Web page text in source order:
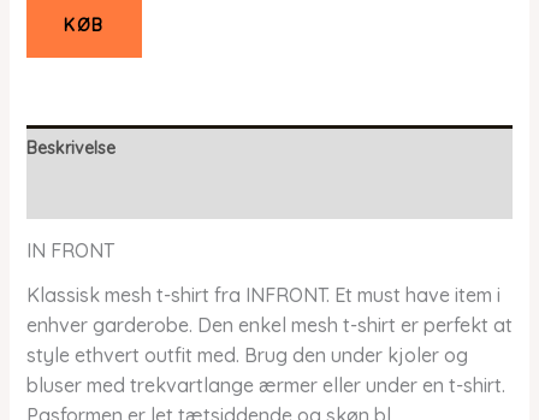
KØB
Beskrivelse
IN FRONT
Klassisk mesh t-shirt fra INFRONT. Et must have item i
enhver garderobe. Den enkel mesh t-shirt er perfekt at
style ethvert outfit med. Brug den under kjoler og
bluser med trekvartlange ærmer eller under en t-shirt.
Pasformen er let tætsiddende og skøn bl